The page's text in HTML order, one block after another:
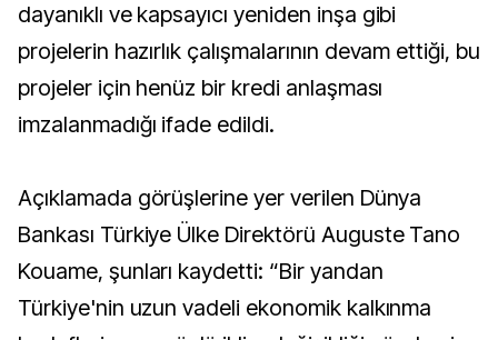
dayanıklı ve kapsayıcı yeniden inşa gibi
projelerin hazırlık çalışmalarının devam ettiği, bu
projeler için henüz bir kredi anlaşması
imzalanmadığı ifade edildi.
Açıklamada görüşlerine yer verilen Dünya
Bankası Türkiye Ülke Direktörü Auguste Tano
Kouame, şunları kaydetti: “Bir yandan
Türkiye'nin uzun vadeli ekonomik kalkınma